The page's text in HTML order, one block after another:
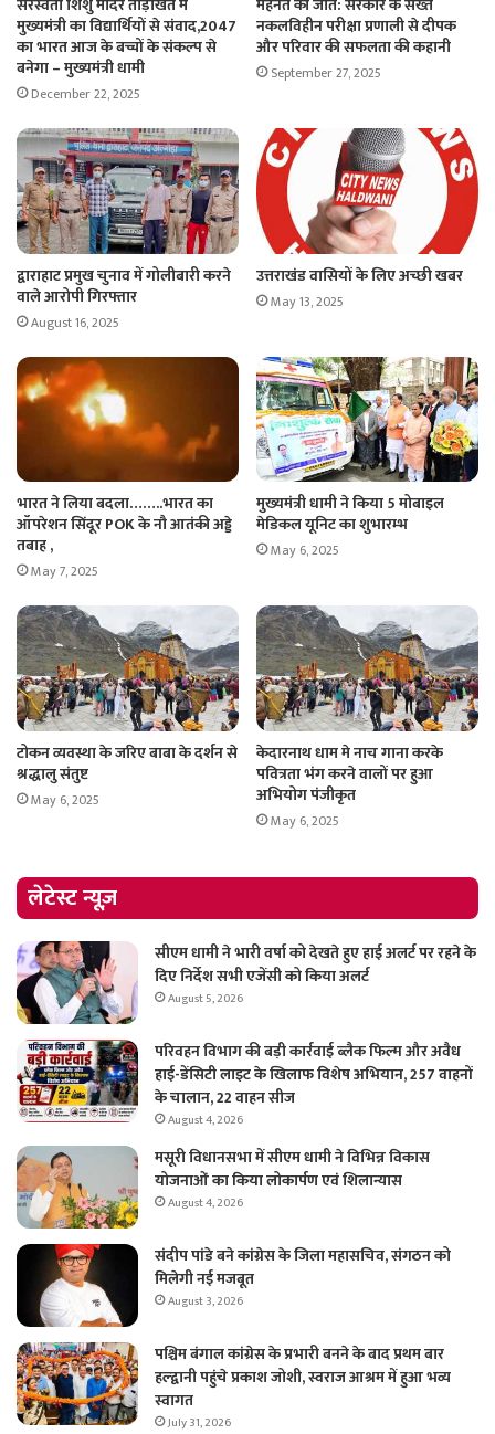
सरस्वती शिशु मंदिर ताड़ीखेत में
मुख्यमंत्री का विद्यार्थियों से संवाद,2047
का भारत आज के बच्चों के संकल्प से
बनेगा – मुख्यमंत्री धामी
December 22, 2025
मेहनत की जीत: सरकार के सख्त
नकलविहीन परीक्षा प्रणाली से दीपक
और परिवार की सफलता की कहानी
September 27, 2025
द्वाराहाट प्रमुख चुनाव में गोलीबारी करने
वाले आरोपी गिरफ्तार
August 16, 2025
उत्तराखंड वासियों के लिए अच्छी खबर
May 13, 2025
भारत ने लिया बदला……..भारत का
ऑपरेशन सिंदूर POK के नौ आतंकी अड्डे
तबाह ,
May 7, 2025
मुख्यमंत्री धामी ने किया 5 मोबाइल
मेडिकल यूनिट का शुभारम्भ
May 6, 2025
टोकन व्यवस्था के जरिए बाबा के दर्शन से
श्रद्धालु संतुष्ट
May 6, 2025
केदारनाथ धाम मे नाच गाना करके
पवित्रता भंग करने वालों पर हुआ
अभियोग पंजीकृत
May 6, 2025
लेटेस्ट न्यूज़
सीएम धामी ने भारी वर्षा को देखते हुए हाई अलर्ट पर रहने के
दिए निर्देश सभी एजेंसी को किया अलर्ट
August 5, 2026
परिवहन विभाग की बड़ी कार्रवाई ब्लैक फिल्म और अवैध
हाई-डेंसिटी लाइट के खिलाफ विशेष अभियान, 257 वाहनों
के चालान, 22 वाहन सीज
August 4, 2026
मसूरी विधानसभा में सीएम धामी ने विभिन्न विकास
योजनाओं का किया लोकार्पण एवं शिलान्यास
August 4, 2026
संदीप पांडे बने कांग्रेस के जिला महासचिव, संगठन को
मिलेगी नई मजबूत
August 3, 2026
पश्चिम बंगाल कांग्रेस के प्रभारी बनने के बाद प्रथम बार
हल्द्वानी पहुंचे प्रकाश जोशी, स्वराज आश्रम में हुआ भव्य
स्वागत
July 31, 2026